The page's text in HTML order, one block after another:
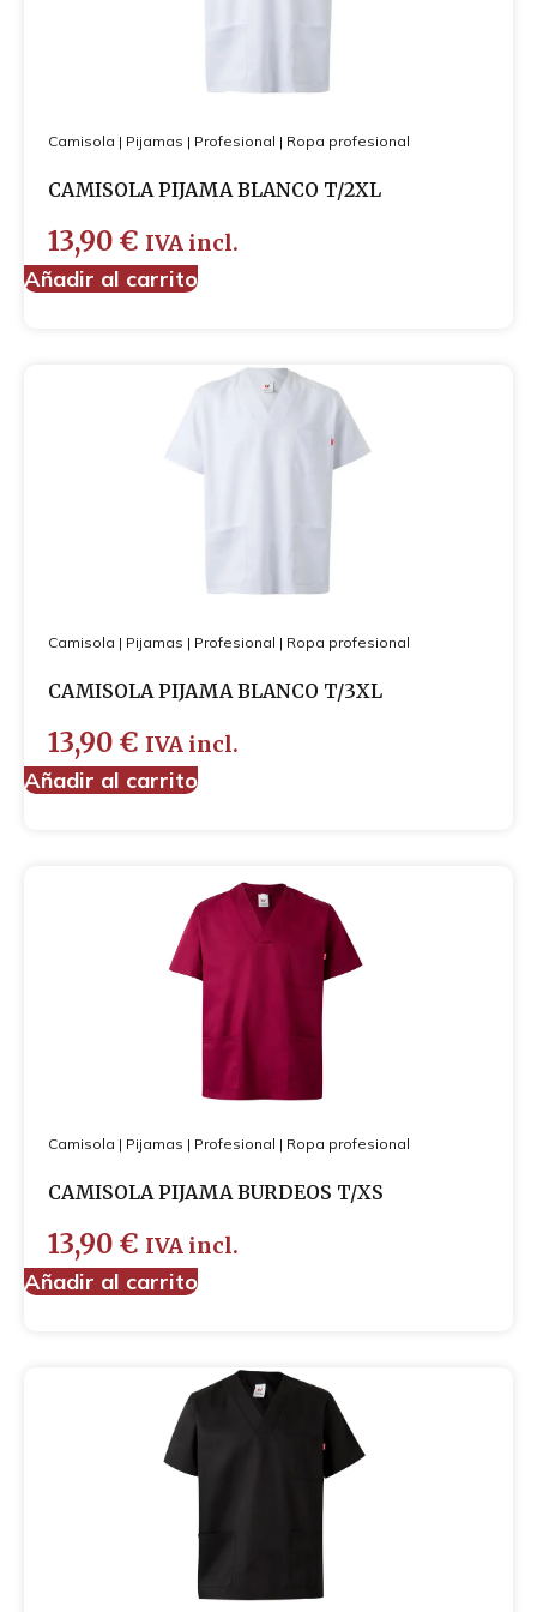
Camisola | Pijamas | Profesional | Ropa profesional
CAMISOLA PIJAMA BLANCO T/2XL
13,90 € IVA incl.
Añadir al carrito
Camisola | Pijamas | Profesional | Ropa profesional
CAMISOLA PIJAMA BLANCO T/3XL
13,90 € IVA incl.
Añadir al carrito
Camisola | Pijamas | Profesional | Ropa profesional
CAMISOLA PIJAMA BURDEOS T/XS
13,90 € IVA incl.
Añadir al carrito